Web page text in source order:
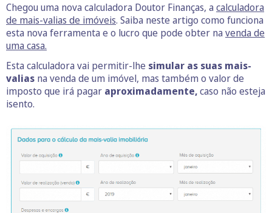
Chegou uma nova calculadora Doutor Finanças, a calculadora
de mais-valias de imóveis. Saiba neste artigo como funciona
esta nova ferramenta e o lucro que pode obter na venda de
uma casa.
Esta calculadora vai permitir-lhe simular as suas mais-
valias na venda de um imóvel, mas também o valor de
imposto que irá pagar aproximadamente,caso não esteja
isento.